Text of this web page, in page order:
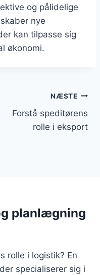
og pålidelige
nye
kan tilpasse sig
økonomi.
NÆSTE
Forstå speditørens
rolle i eksport
planlægning
rolle i logistik? En
specialiserer sig i